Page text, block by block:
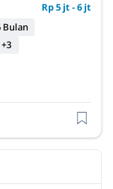
Rp 5 jt - 6 jt
Bulan
+3